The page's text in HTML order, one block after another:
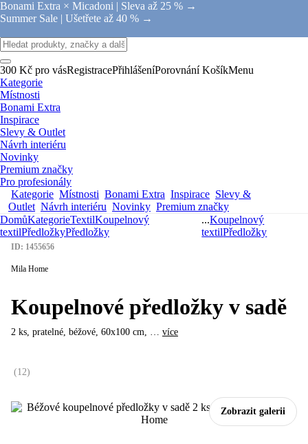
Bonami Extra × Micadoni | Sleva až 25 % →
Summer Sale | Ušetřete až 40 % →
300 Kč pro vásRegistracePřihlášeníPorovnání KošíkMenu
Kategorie
Místnosti
Bonami Extra
Inspirace
Slevy & Outlet
Návrh interiéru
Novinky
Premium značky
Pro profesionály
Kategorie Místnosti Bonami Extra Inspirace Slevy &
Outlet Návrh interiéru Novinky Premium značky
DomůKategorieTextilKoupelnový
textilPředložkyPředložky
...Koupelnový
textilPředložky
Zobrazit galerii
ID: 1455656
Mila Home
Koupelnové předložky v sadě
2 ks, pratelné, béžové, 60x100 cm, … více
(12)